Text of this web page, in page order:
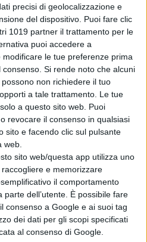
precisi di geolocalizzazione e
del dispositivo. Puoi fare clic
1019 partner il trattamento per le
puoi accedere a
le tue preferenze prima
Si rende noto che alcuni
non richiedere il tuo
a tale trattamento. Le tue
a questo sito web. Puoi
revocare il consenso in qualsiasi
sito e facendo clic sul pulsante
web.
sito web/questa app utilizza uno
e memorizzare
il comportamento
parte dell’utente. È possibile fare
consenso a Google e ai suoi tag
dei dati per gli scopi specificati
al consenso di Google.
Normal: il trailer e
il poster del
nuovo film di Ben
Wheatley
di La Redazione
Godzilla Minus
Zero: il re dei
mostri torna nel
teaser trailer
italiano
Lionsgate rilancia
Leprechaun: il
folletto assassino
torna in un nuovo
film horror
di Emanuela Giuliani